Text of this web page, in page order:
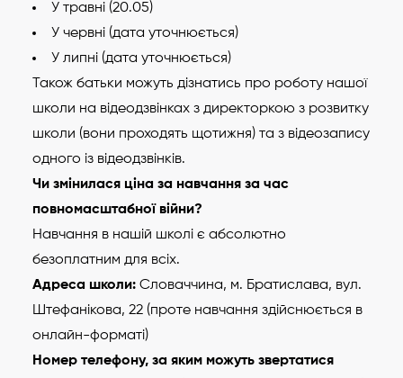
У травні (20.05)
У червні (дата уточнюється)
У липні (дата уточнюється)
Також батьки можуть дізнатись про роботу нашої
школи на відеодзвінках з директоркою з розвитку
школи (вони проходять щотижня) та з відеозапису
одного із відеодзвінків.
Чи змінилася ціна за навчання за час
повномасштабної війни?
Навчання в нашій школі є абсолютно
безоплатним для всіх.
Адреса школи: Словаччина, м. Братислава, вул.
Штефанікова, 22 (проте навчання здійснюється в
онлайн-форматі)
Номер телефону, за яким можуть звертатися